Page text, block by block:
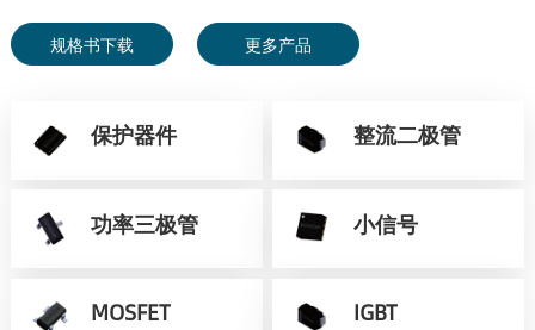
规格书下载 更多产品
保护器件 整流二极管
功率三极管 小信号
MOSFET IGBT